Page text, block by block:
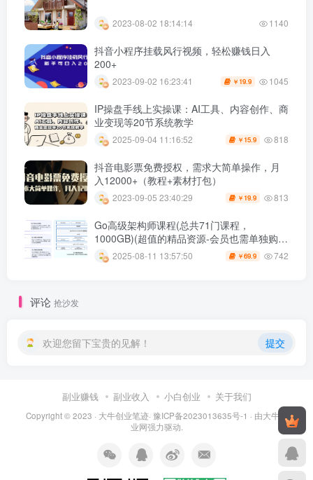
2023-08-02 18:14:14 1140
抖音小程序挂载风行视频，轻松赚钱日入
200+
2023-09-02 16:23:41 ￥ 19.9 1045
IP操盘手线上实操课：AI工具、内容创作、商
业变现等20节系统教学
2025-09-04 11:16:52 ￥ 15.9 818
抖音电影票免费授权，需求大简单操作，月
入12000+（教程+素材打包）
2023-09-05 23:40:29 ￥ 19.9 813
Go高级架构师课程(总共71门课程，
1000GB)(超值的精品资源-会员也需单独购买
哦)
2025-08-11 13:57:50 ￥69.9 742
评论 抢沙发
欢迎您留下宝贵的见解！ 提交
副业赚钱 副业收入 小白创业 关于我们
Copyright © 2023 · 大牛创业笔迹· 豫ICP备2023013635号-1 · 由大牛创
业网强力驱动.